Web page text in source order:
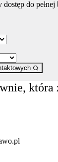
do
która